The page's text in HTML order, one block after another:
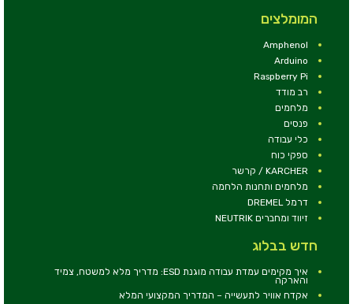
המומלצים
Amphenol
Arduino
Raspberry Pi
רב מודד
מלחמים
פנסים
כלי עבודה
ספקי כוח
KARCHER / קרשר
מלחמים ותחנות הלחמה
דרמל DREMEL
זיווד ומחברים NEUTRIK
חדש בבלוג
איך מקימים עמדת עבודה מוגנת ESD: מדריך מלא למשטח, צמיד
והארקה
אקדח אוויר לתעשייה – המדריך המקצועי המלא